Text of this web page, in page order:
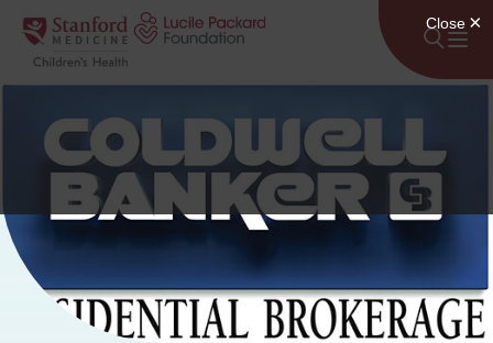
Lumaktaw sa nilalaman